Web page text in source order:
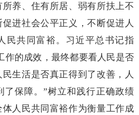
养、住有所居、弱有所扶上不
进社会公平正义，不断促进人
民共同富裕。习近平总书记指
作的成效，最终都要看人民是否
生活是否真正得到了改善，人
了保障。”树立和践行正确政绩
人民共同富裕作为衡量工作成